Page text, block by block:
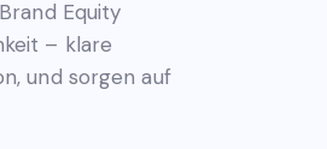
Equity
– klare
und sorgen auf